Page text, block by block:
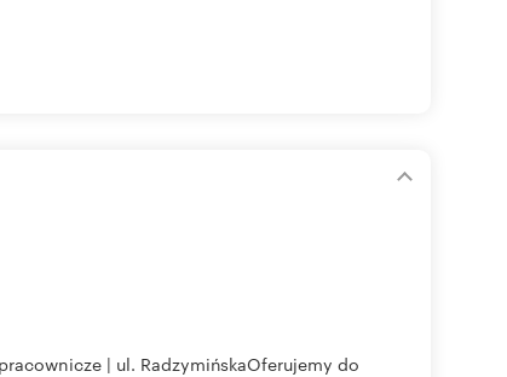
| ul. RadzymińskaOferujemy do